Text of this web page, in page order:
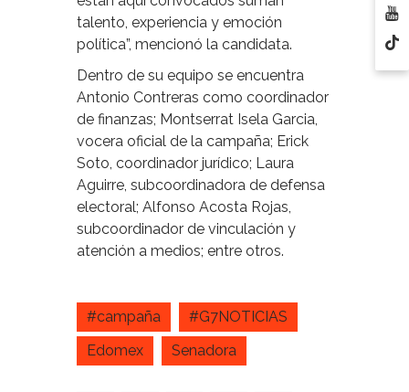
talento, experiencia y emoción
política”, mencionó la candidata.
Dentro de su equipo se encuentra
Antonio Contreras como coordinador
de finanzas; Montserrat Isela Garcia,
vocera oficial de la campaña; Erick
Soto, coordinador jurídico; Laura
Aguirre, subcoordinadora de defensa
electoral; Alfonso Acosta Rojas,
subcoordinador de vinculación y
atención a medios; entre otros.
#campaña
#G7NOTICIAS
Edomex
Senadora